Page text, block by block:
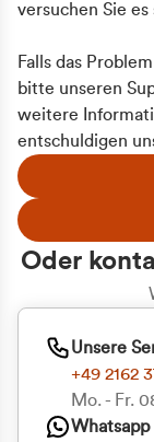
versuchen Sie
Falls das
bitte unseren
weitere
entschuldigen
Oder
Unsere
+49 2162
Mo. - Fr.
Whatsapp